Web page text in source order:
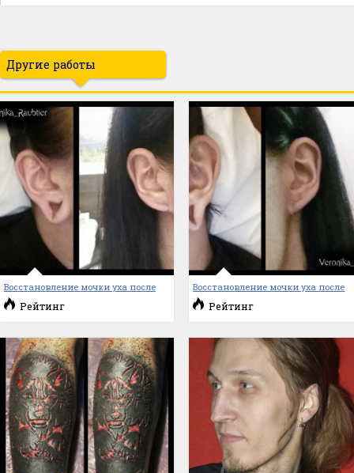
Другие работы
Восстановление мочки уха после
Рейтинг
Восстановление мочки уха после
Рейтинг